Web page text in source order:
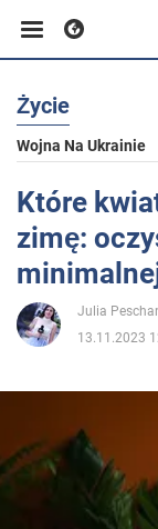
Biznes
Sport
Rozrywka
Życie
Społeczeństwo
Życie
Wojna Na Ukrainie
Które
zimę:
Julia
13.11.2023